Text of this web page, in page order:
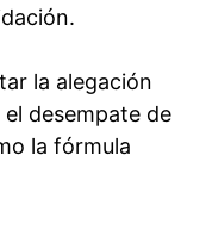
la alegación
desempate de
la fórmula